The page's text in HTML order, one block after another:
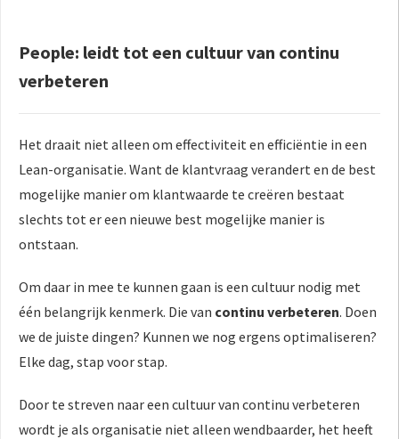
People: leidt tot een cultuur van continu
verbeteren
Het draait niet alleen om effectiviteit en efficiëntie in een
Lean-organisatie. Want de klantvraag verandert en de best
mogelijke manier om klantwaarde te creëren bestaat
slechts tot er een nieuwe best mogelijke manier is
ontstaan.
Om daar in mee te kunnen gaan is een cultuur nodig met
één belangrijk kenmerk. Die van continu verbeteren. Doen
we de juiste dingen? Kunnen we nog ergens optimaliseren?
Elke dag, stap voor stap.
Door te streven naar een cultuur van continu verbeteren
wordt je als organisatie niet alleen wendbaarder, het heeft